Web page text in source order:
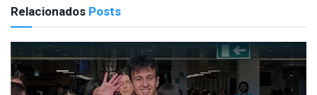
Relacionados Posts